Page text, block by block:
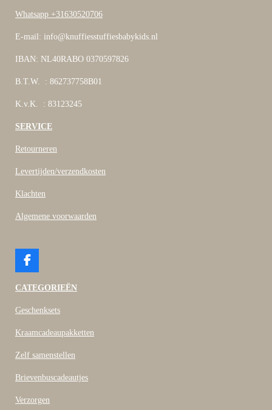
Whatsapp +31630520706
E-mail: info@knuffiesstuffiesbabykids.nl
IBAN: NL40RABO 0370597826
B.T.W. : 862737758B01
K.v.K. : 83123245
SERVICE
Retourneren
Levertijden/verzendkosten
Klachten
Algemene voorwaarden
F
c
b
o
CATEGORIEËN
Geschenksets
Kraamcadeaupakketten
Zelf samenstellen
Brievenbuscadeautjes
Verzorgen